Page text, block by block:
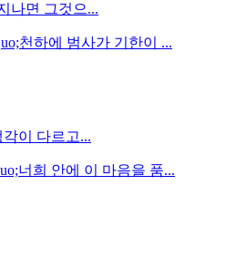
나면 그것으...
천하에 범사가 기한이 ...
이 다르고...
너희 안에 이 마음을 품...